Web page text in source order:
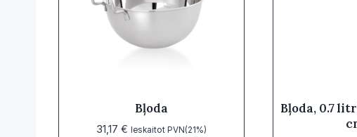
Bļoda
31,17 € Ieskaitot PVN(21%)
Bļoda, 0.7